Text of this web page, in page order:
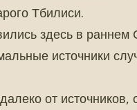
Тбилиси.
здесь в раннем
источники
от